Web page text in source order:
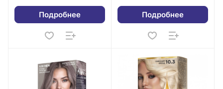
Подробнее Подробнее